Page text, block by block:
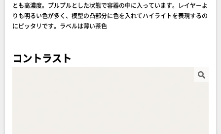
とも高濃度。プルプルとした状態で容器の中に入っています。レイヤーよ
りも明るい色が多く、模型の凸部分に色を入れてハイライトを表現するの
にピッタリです。ラベルは薄い茶色
コントラスト